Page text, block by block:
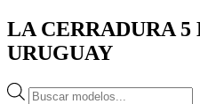
LA CERRADURA
URUGUAY
Búsqueda